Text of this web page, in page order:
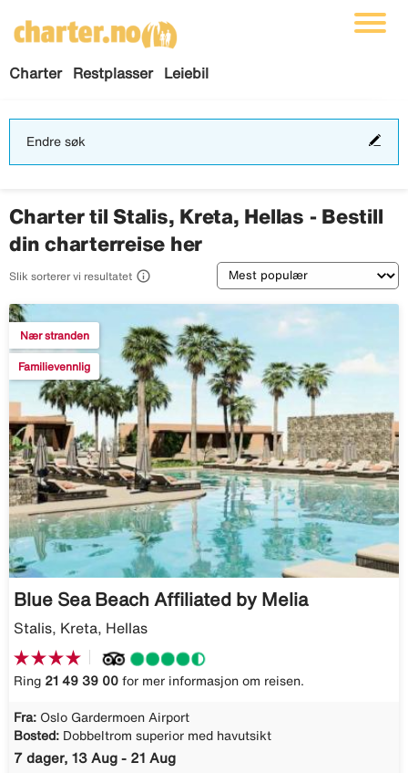
Charter Restplasser Leiebil
Endre søk
Charter til Stalis, Kreta, Hellas - Bestill
din charterreise her
Slik sorterer vi resultatet  Sortering
Nær stranden
Familievennlig
Blue Sea Beach Affiliated by Melia
Stalis, Kreta, Hellas
Ring 21 49 39 00 for mer informasjon om reisen.
Fra: Oslo Gardermoen Airport
Bosted: Dobbeltrom superior med havutsikt
7 dager, 13 Aug - 21 Aug